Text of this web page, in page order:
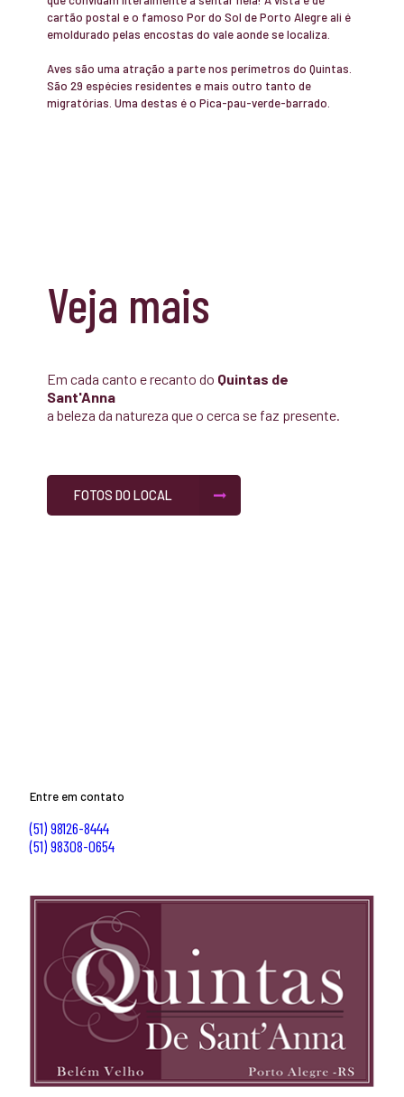
cartão postal e o famoso Por do Sol de Porto Alegre ali é
emoldurado pelas encostas do vale aonde se localiza.
Aves são uma atração a parte nos perímetros do Quintas.
São 29 espécies residentes e mais outro tanto de
migratórias. Uma destas é o Pica-pau-verde-barrado.
Veja mais
Em cada canto e recanto do Quintas de
Sant'Anna
a beleza da natureza que o cerca se faz presente.
FOTOS DO LOCAL
Entre em contato
(51) 98126-8444
(51) 98308-0654